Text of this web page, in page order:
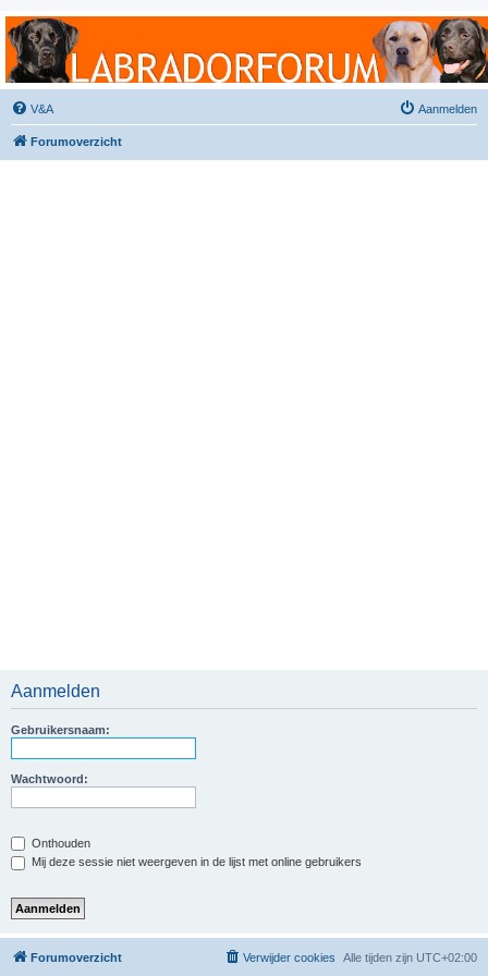
Labradorforum
Het gezelligste Labradorforum van Nederland en België!
V&A Aanmelden
Forumoverzicht
Aanmelden
Gebruikersnaam:
Wachtwoord:
Onthouden
Mij deze sessie niet weergeven in de lijst met online gebruikers
Forumoverzicht Alle tijden zijn UTC+02:00
Verwijder cookies